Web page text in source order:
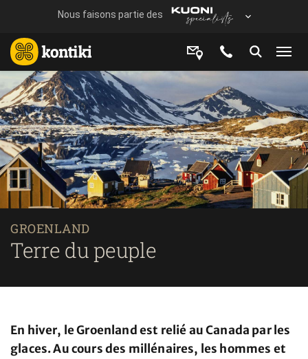
GROENLAND
Terre du peuple
En hiver, le Groenland est relié au Canada par les
glaces. Au cours des millénaires, les hommes et